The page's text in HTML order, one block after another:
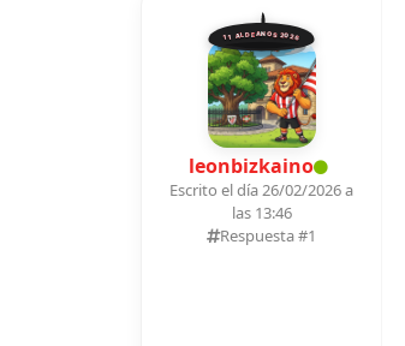
11 ALDEANOS 2026
leonbizkaino
Escrito el día 26/02/2026 a
las 13:46
Respuesta #1